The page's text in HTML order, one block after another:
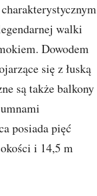
walki
Dowodem
się z łuską
są także balkony
posiada pięć
i 14,5 m